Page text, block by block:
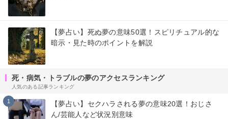
【夢占い】死ぬ夢の意味50選！スピリチュアル的な
暗示・見た時のポイントを解説
死・病気・トラブルの夢のアクセスランキング
人気のある記事ランキング
1
【夢占い】セクハラされる夢の意味20選！おじさ
ん/芸能人など状況別意味